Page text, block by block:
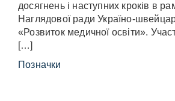
досягнень і наступних кроків в
Наглядової ради Україно-
«Розвиток медичної освіти».
[…]
Позначки